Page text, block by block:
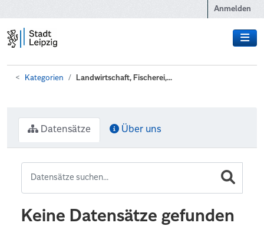
Anmelden
Kategorien Landwirtschaft, Fischerei,...
Datensätze Über uns
Keine Datensätze gefunden